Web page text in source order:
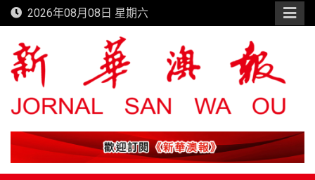
Skip
to
content
2026年08月08日 星期六
新華澳報